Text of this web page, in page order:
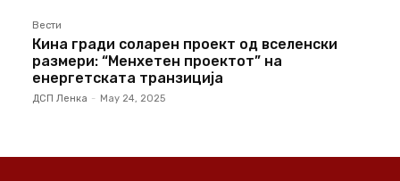
Вести
Кина гради соларен проект од вселенски
размери: “Менхетен проектот” на
енергетската транзиција
ДСП Ленка - May 24, 2025